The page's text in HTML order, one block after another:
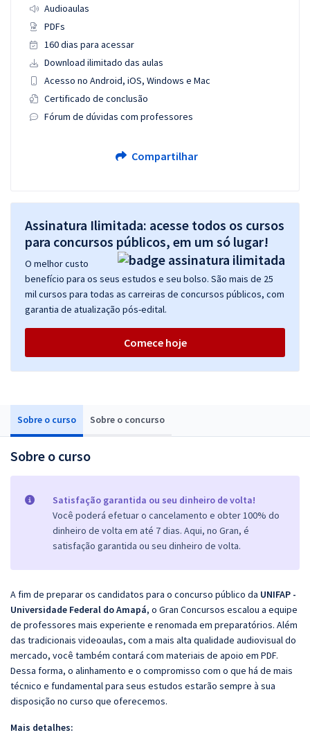
Sobre o curso Sobre o concurso
Sobre o curso
Satisfação garantida ou seu dinheiro de volta!
Você poderá efetuar o cancelamento e obter 100% do
dinheiro de volta em até 7 dias. Aqui, no Gran, é
satisfação garantida ou seu dinheiro de volta.
A fim de preparar os candidatos para o concurso público da UNIFAP -
Universidade Federal do Amapá, o Gran Concursos escalou a equipe
de professores mais experiente e renomada em preparatórios. Além
das tradicionais videoaulas, com a mais alta qualidade audiovisual do
mercado, você também contará com materiais de apoio em PDF.
Dessa forma, o alinhamento e o compromisso com o que há de mais
técnico e fundamental para seus estudos estarão sempre à sua
disposição no curso que oferecemos.
Mais detalhes:
Audioaulas
PDFs
160 dias para acessar
Download ilimitado das aulas
Acesso no Android, iOS, Windows e Mac
Certificado de conclusão
Fórum de dúvidas com professores
Compartilhar
Assinatura Ilimitada: acesse todos os cursos
para concursos públicos, em um só lugar!
O melhor custo
benefício para os seus estudos e seu bolso. São mais de 25
mil cursos para todas as carreiras de concursos públicos, com
garantia de atualização pós-edital.
Comece hoje